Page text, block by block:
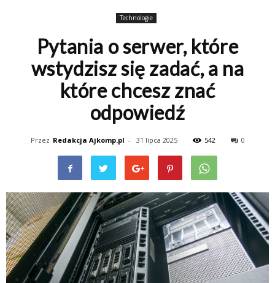
Technologie
Pytania o serwer, które
wstydzisz się zadać, a na
które chcesz znać
odpowiedź
Przez Redakcja Ajkomp.pl - 31 lipca 2025 542 0